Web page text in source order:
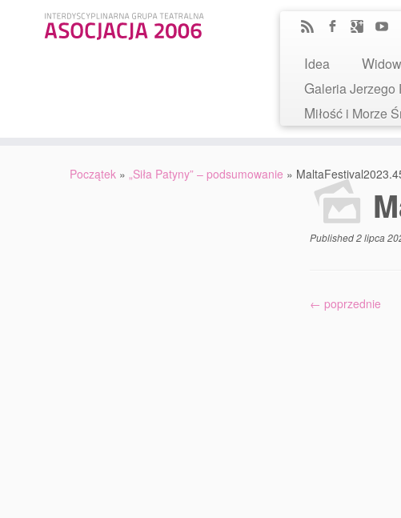
Idea
Galeria
Miłość i
Początek » „Siła Patyny” – podsumowanie »
Published2 lipca
← poprzednie